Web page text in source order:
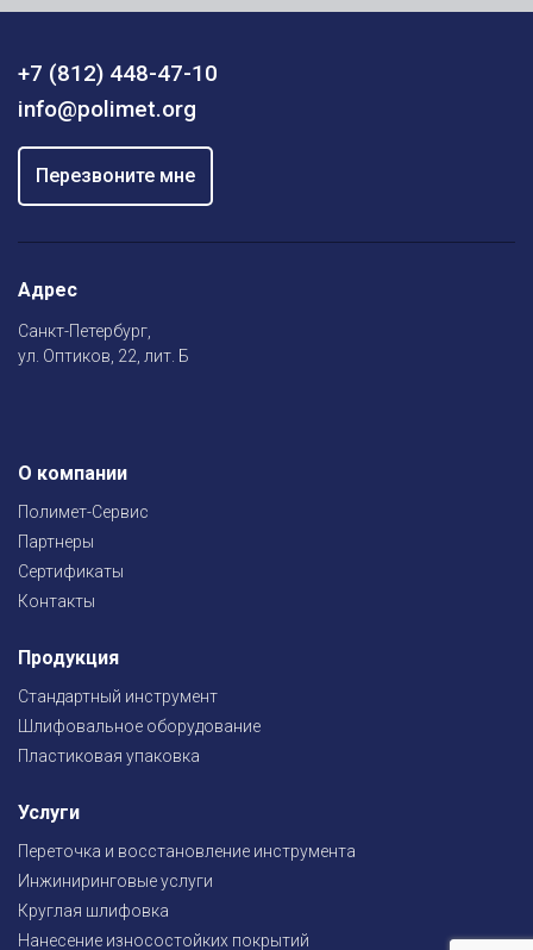
Адрес
Санкт-Петербург,
ул. Оптиков, 22, лит. Б
О компании
Полимет-Сервис
Партнеры
Сертификаты
Контакты
Продукция
Стандартный инструмент
Шлифовальное оборудование
Пластиковая упаковка
Услуги
Переточка и восстановление инструмента
Инжиниринговые услуги
Круглая шлифовка
Нанесение износостойких покрытий
+7 (812) 448-47-10
info@polimet.org
Перезвоните мне